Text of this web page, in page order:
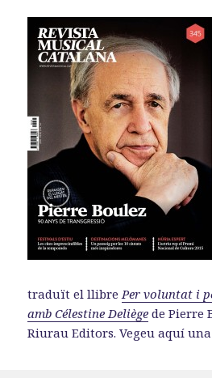
c
e
b
o
o
s
t
o
d
o
n
l
e
g
r
a
m
traduït el llibre Per voluntat i
amb Célestine Deliège de Pierre
Riurau Editors. Vegeu aquí